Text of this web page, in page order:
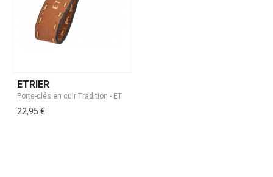
ETRIER
22,95 €